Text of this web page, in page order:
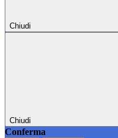
Chiudi
Chiudi
Conferma